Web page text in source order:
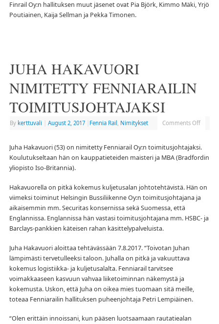
Finrail Oy:n hallituksen muut jäsenet ovat Pia Björk, Kimmo Mäki, Yrjö
Poutiainen, Kaija Sellman ja Pekka Timonen.
JUHA HAKAVUORI
NIMITETTY FENNIARAILIN
TOIMITUSJOHTAJAKSI
By kerttuvali August 2, 2017 Fennia Rail Nimitykset Comments Off
Juha Hakavuori (53) on nimitetty Fenniarail Oy:n toimitusjohtajaksi.
Koulutukseltaan hän on kauppatieteiden maisteri ja MBA (Bradfordin
yliopisto Iso-Britannia).
Hakavuorella on pitkä kokemus kuljetusalan johtotehtävistä. Hän on
viimeksi toiminut Helsingin Bussiliikenne Oy:n toimitusjohtajana ja
aikaisemmin mm. Securitas konsernissa sekä Suomessa, että
Englannissa. Englannissa hän vastasi toimitusjohtajana mm. HSBC- ja
Barclays-pankkien käteisen rahan käsittelypalveluista.
Juha Hakavuori aloittaa tehtävässään 7.8.2017. “Toivotan Juhan
lämpimästi tervetulleeksi taloon. Juhalla on pitkä ja vakuuttava
kokemus logistiikka- ja kuljetusalalta. Fenniarail tarvitsee
voimakkaaseen kasvuun vahvaa liiketoiminnan näkemystä ja
kokemusta. Uskon, että Juha on oikea mies tuomaan sitä meille,
toteaa Fenniarailin hallituksen puheenjohtaja Petri Lempiäinen.
“Olen erittäin innoissani, kun pääsen luotsaamaan rautatiealan